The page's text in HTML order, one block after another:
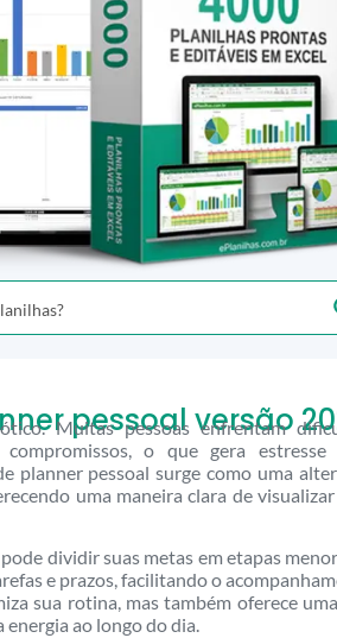
pessoal versão
Muitas pessoas enfrentam
o que gera
planner pessoal surge como uma
uma maneira clara de
dividir suas metas em etapas
e prazos, facilitando o
sua rotina, mas também oferece
energia ao longo do dia.